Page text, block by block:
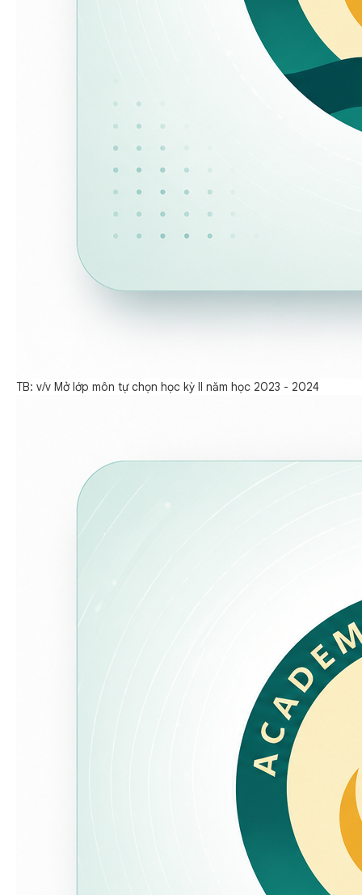
TB: v/v Mở lớp môn tự chọn học kỳ II năm học 2023 - 2024